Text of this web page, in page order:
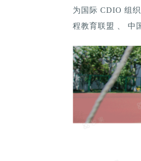
为国际 CDIO 组
程教育联盟 、 中